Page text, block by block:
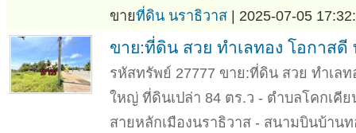
ขายที่ดิน นราธิวาส | 2025-07-05
ขาย:ที่ดิน สวย ทำเลทอง โอกาส
รหัสทรัพย์ 27777 ขาย:ที่ดิน สวย ทำเล
ใหญ่ ที่ดินเปล่า 84 ตร.ว - ตำบลโคกเคี
สายหลักเมืองนราธิวาส - สนามบินบ้าน